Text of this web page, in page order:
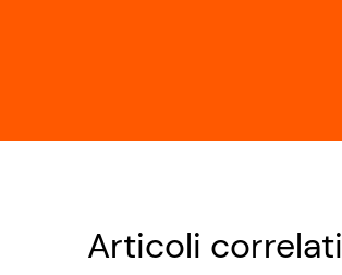
Articoli correlati